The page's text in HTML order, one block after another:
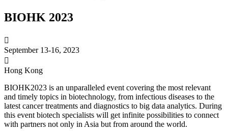
BIOHK 2023

September 13-16, 2023

Hong Kong
BIOHK2023 is an unparalleled event covering the most relevant
and timely topics in biotechnology, from infectious diseases to the
latest cancer treatments and diagnostics to big data analytics. During
this event biotech specialists will get infinite possibilities to connect
with partners not only in Asia but from around the world.